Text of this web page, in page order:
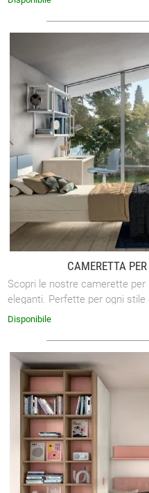
CAMERETTA
Scopri le nostre camerette per
eleganti. Perfette per ogni stile
Disponibile